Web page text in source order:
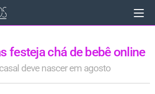
festeja chá de bebê online
deve nascer em agosto